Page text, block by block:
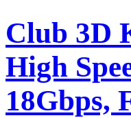
Club 3D
High
18Gbps,